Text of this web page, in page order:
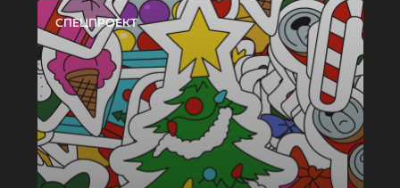
СПЕЦПРОЕКТ